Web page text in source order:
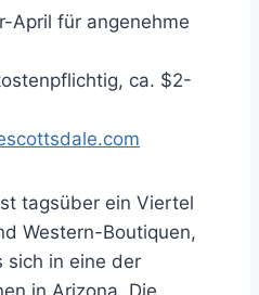
April für angenehme
ca. $2-
tagsüber ein Viertel
Western-Boutiquen,
sich in eine der